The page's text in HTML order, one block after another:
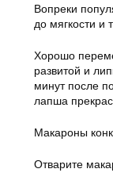
Вопреки
до мягкости и
Хорошо
развитой и
минут после
лапша
Макароны
Отварите